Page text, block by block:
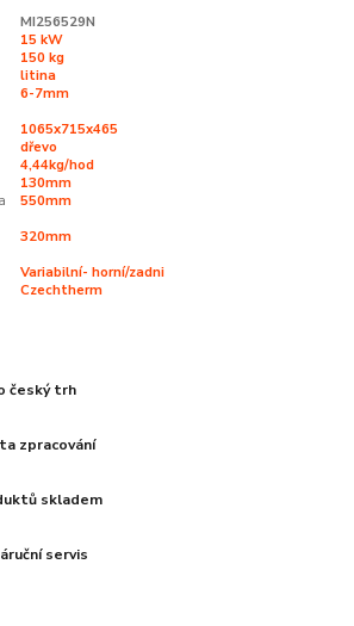
MI256529N
15 kW
150 kg
litina
6-7mm
1065x715x465
dřevo
4,44kg/hod
130mm
550mm
320mm
Variabilní- horní/zadni
Czechtherm
český trh
zpracování
skladem
servis